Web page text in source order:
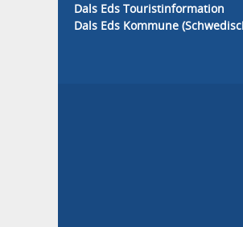
Dals Eds Touristinformation
Dals Eds Kommune